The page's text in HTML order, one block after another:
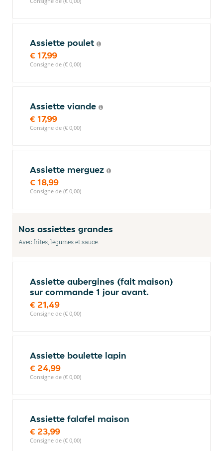
Assiette poulet
€ 17,99
Consigne de (€ 0,00)
Assiette viande
€ 17,99
Consigne de (€ 0,00)
Assiette merguez
€ 18,99
Consigne de (€ 0,00)
Nos assiettes grandes
Avec frites, légumes et sauce.
Assiette aubergines (fait maison)
sur commande 1 jour avant.
€ 21,49
Consigne de (€ 0,00)
Assiette boulette lapin
€ 24,99
Consigne de (€ 0,00)
Assiette falafel maison
€ 23,99
Consigne de (€ 0,00)